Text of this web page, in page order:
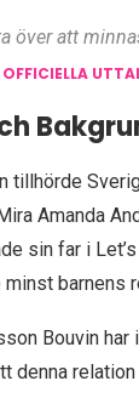
över att
tillhörde
Amanda
sin far i
barnens
Bouvin
denna